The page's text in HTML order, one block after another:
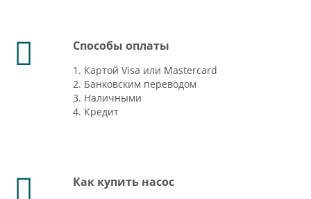
Способы оплаты
1. Картой Visa или Mastercard
2. Банковским переводом
3. Наличными
4. Кредит
Как купить насос